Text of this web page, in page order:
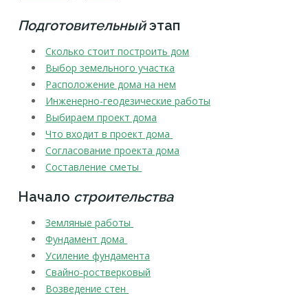
Подготовительныйэтап
Сколько стоит построить дом
Выбор земельного участка
Расположение дома на нем
Инженерно-геодезические работы
Выбираем проект дома
Что входит в проект дома
Согласование проекта дома
Составление сметы
Начало строительства
Земляные работы
Фундамент дома
Усиление фундамента
Свайно-ростверковый
Возведение стен